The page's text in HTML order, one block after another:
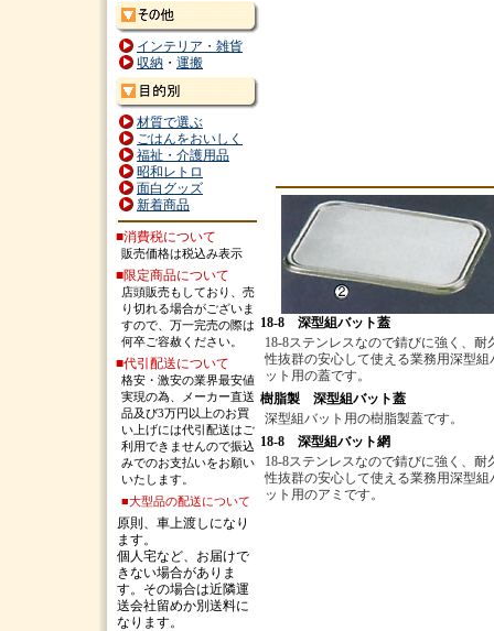
18-8 深型組バット蓋
18-8ステンレスなので錆びに強く、耐
性抜群の安心して使える業務用深型組
ット用の蓋です。
樹脂製 深型組バット蓋
深型組バット用の樹脂製蓋です。
18-8 深型組バット網
18-8ステンレスなので錆びに強く、耐
性抜群の安心して使える業務用深型組
ット用のアミです。
インテリア・雑貨
収納 ・ 運搬
材質で選ぶ
ごはんをおいしく
福祉・介護用品
昭和レトロ
面白グッズ
新着商品
■消費税について
販売価格は税込み表示
■限定商品について
店頭販売もしており、売
り切れる場合がございま
すので、万一完売の際は
何卒ご容赦ください。
■代引配送について
格安・激安の業界最安値
実現の為、メーカー直送
品及び3万円以上のお買
い上げには代引配送はご
利用できませんので振込
みでのお支払いをお願い
いたします。
■大型品の配送について
原則、車上渡しになり
ます。
個人宅など、お届けで
きない場合がありま
す。その場合は近隣運
送会社留めか別送料に
なります。